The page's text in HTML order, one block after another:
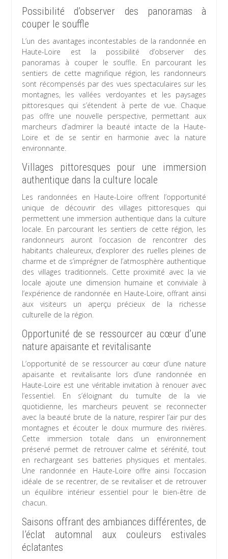
Possibilité d’observer des panoramas à
couper le souffle
L’un des avantages incontestables de la randonnée en
Haute-Loire est la possibilité d’observer des
panoramas à couper le souffle. En parcourant les
sentiers de cette magnifique région, les randonneurs
sont récompensés par des vues spectaculaires sur les
montagnes, les vallées verdoyantes et les paysages
pittoresques qui s’étendent à perte de vue. Chaque
pas offre une nouvelle perspective, permettant aux
marcheurs d’admirer la beauté intacte de la Haute-
Loire et de se sentir en harmonie avec la nature
environnante.
Villages pittoresques pour une immersion
authentique dans la culture locale
Les randonnées en Haute-Loire offrent l’opportunité
unique de découvrir des villages pittoresques qui
permettent une immersion authentique dans la culture
locale. En parcourant les sentiers de cette région, les
randonneurs auront l’occasion de rencontrer des
habitants chaleureux, d’explorer des ruelles pleines de
charme et de s’imprégner de l’atmosphère authentique
des villages traditionnels. Cette proximité avec la vie
locale ajoute une dimension humaine et conviviale à
l’expérience de randonnée en Haute-Loire, offrant ainsi
aux visiteurs un aperçu précieux de la richesse
culturelle de la région.
Opportunité de se ressourcer au cœur d’une
nature apaisante et revitalisante
L’opportunité de se ressourcer au cœur d’une nature
apaisante et revitalisante lors d’une randonnée en
Haute-Loire est une véritable invitation à renouer avec
l’essentiel. En s’éloignant du tumulte de la vie
quotidienne, les marcheurs peuvent se reconnecter
avec la beauté brute de la nature, respirer l’air pur des
montagnes et écouter le doux murmure des rivières.
Cette immersion totale dans un environnement
préservé permet de retrouver calme et sérénité, tout
en rechargeant ses batteries physiques et mentales.
Une randonnée en Haute-Loire offre ainsi l’occasion
idéale de se recentrer, de se revitaliser et de retrouver
un équilibre intérieur essentiel pour le bien-être de
chacun.
Saisons offrant des ambiances différentes, de
l’éclat automnal aux couleurs estivales
éclatantes